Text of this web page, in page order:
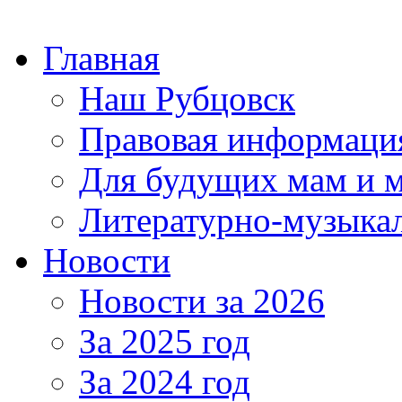
Главная
Наш Рубцовск
Правовая
Для будущих мам и
Литературно-
Новости
Новости за 2026
За 2025 год
За 2024 год